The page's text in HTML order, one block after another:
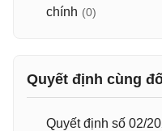
chính (0)
Quyết định cùng
Quyết định số 02/